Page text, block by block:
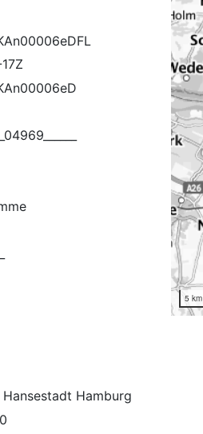
Hansestadt Hamburg
5 km